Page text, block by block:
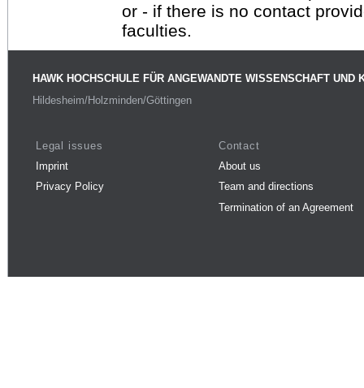
or - if there is no contact
faculties.
HAWK HOCHSCHULE FÜR ANGEWANDTE WISSENSCHAFT UND
Hildesheim/Holzminden/Göttingen
Legal issues
Imprint
Privacy Policy
Contact
About us
Team and directions
Termination of an Agreement